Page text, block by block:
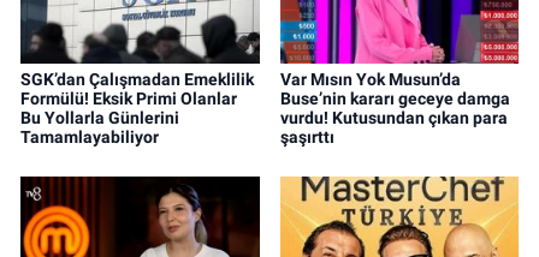
SGK’dan Çalışmadan Emeklilik
Formülü! Eksik Primi Olanlar
Bu Yollarla Günlerini
Tamamlayabiliyor
Var Mısın Yok Musun’da
Buse’nin kararı geceye damga
vurdu! Kutusundan çıkan para
şaşırttı